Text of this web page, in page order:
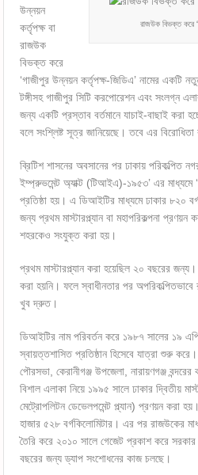
রাজউক বিভক্ত করে
উন্নয়ন
কর্তৃপক্ষ বা
রাজউক
বিভক্ত করে
‘গাজীপুর উন্নয়ন কর্তৃপক্ষ-জিডিএ’ নামের একটি
টঙ্গীসহ গাজীপুর সিটি করপোরেশন এবং সংলগ্ন
জন্য একটি প্রস্তাব বর্তমানে যাচাই-বাছাই করা
বলে সংশ্লিষ্ট সূত্র জানিয়েছে। তবে এর
ব্রিটিশ শাসনের অবসানের পর ঢাকায় পরিকল্পিত
ইম্প্রুভমেন্ট অ্যাক্ট (টিআইএ)-১৯৫৩’ এর মাধ্যমে
প্রতিষ্ঠা হয়। এ ডিআইটির মাধ্যমে ঢাকার ৮২০
জন্য প্রথম মাস্টারপ্ল্যান বা মহাপরিকল্পনা
শহরকেও সংযুক্ত করা হয়।
প্রথম মাস্টারপ্ল্যান করা হয়েছিল ২০ বছরের
করা হয়নি। ফলে স্বাধীনতার পর অপরিকল্পিতভাবে
খুব দ্রুত।
ডিআইটির নাম পরিবর্তন করে ১৯৮৭ সালের ১৯
স্বায়ত্তশাসিত প্রতিষ্ঠান হিসেবে যাত্রা শুরু
পৌরসভা, কেরানীগঞ্জ উপজেলা, নারায়ণগঞ্জ
বিশাল এলাকা নিয়ে ১৯৯৫ সালে ঢাকার দ্বিতীয়
মেট্রোপলিটন ডেভেলপমেন্ট প্ল্যান) প্রণয়ন করা
হাজার ৫২৮ বর্গকিলোমিটার। এর পর রাজউকের
তৈরি করে ২০১০ সালে গেজেট প্রকাশ করে
বছরের জন্য ড্যাপ সংশোধনের কাজ চলছে।